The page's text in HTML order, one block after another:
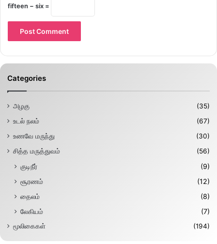
fifteen − six =
Categories
அழகு
(35)
உடல் நலம்
(67)
உணவே மருந்து
(30)
சித்த மருத்துவம்
(56)
குடிநீர்
(9)
சூரணம்
(12)
தைலம்
(8)
லேகியம்
(7)
மூலிகைகள் (194)